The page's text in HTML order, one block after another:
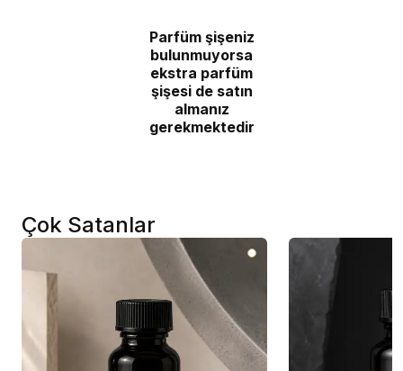
Parfüm şişeniz
bulunmuyorsa
ekstra parfüm
şişesi de satın
almanız
gerekmektedir
Çok Satanlar